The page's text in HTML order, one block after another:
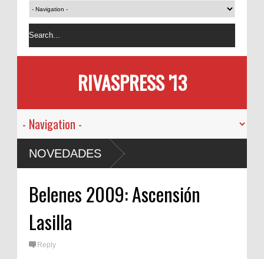
RIVASPRESS '13
NOVEDADES
Belenes 2009: Ascensión
Lasilla
Reply